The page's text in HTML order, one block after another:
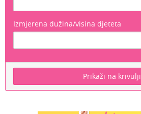
Izmjerena dužina/visina djeteta
Prikaži na krivulji